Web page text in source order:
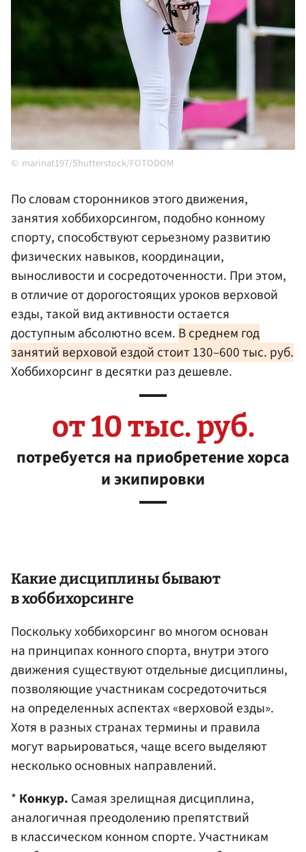
marinat197/Shutterstock/FOTODOM
По словам сторонников этого движения,
занятия хоббихорсингом, подобно конному
спорту, способствуют серьезному развитию
физических навыков, координации,
выносливости и сосредоточенности. При этом,
в отличие от дорогостоящих уроков верховой
езды, такой вид активности остается
доступным абсолютно всем. В среднем год
занятий верховой ездой стоит 130–600 тыс. руб.
Хоббихорсинг в десятки раз дешевле.
от 10 тыс. руб.
потребуется на приобретение хорса
и экипировки
Какие дисциплины бывают
в хоббихорсинге
Поскольку хоббихорсинг во многом основан
на принципах конного спорта, внутри этого
движения существуют отдельные дисциплины,
позволяющие участникам сосредоточиться
на определенных аспектах «верховой езды».
Хотя в разных странах термины и правила
могут варьироваться, чаще всего выделяют
несколько основных направлений.
* Конкур. Самая зрелищная дисциплина,
аналогичная преодолению препятствий
в классическом конном спорте. Участникам